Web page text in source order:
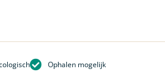
Ophalen mogelijk